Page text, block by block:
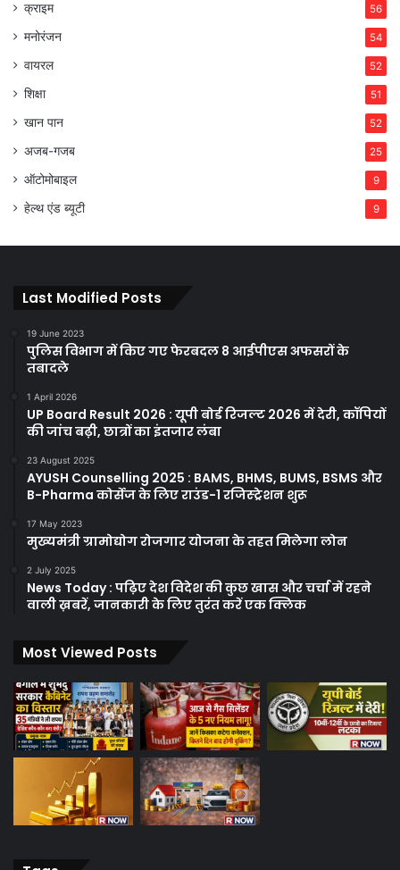
क्राइम 56
मनोरंजन 54
वायरल 52
शिक्षा 51
खान पान 52
अजब-गजब 25
ऑटोमोबाइल 9
हेल्थ एंड ब्यूटी 9
Last Modified Posts
19 June 2023
पुलिस विभाग में किए गए फेरबदल 8 आईपीएस अफसरों के
तबादले
1 April 2026
UP Board Result 2026 : यूपी बोर्ड रिजल्ट 2026 में देरी, कॉपियों
की जांच बढ़ी, छात्रों का इंतजार लंबा
23 August 2025
AYUSH Counselling 2025 : BAMS, BHMS, BUMS, BSMS और
B-Pharma कोर्सेज के लिए राउंड-1 रजिस्ट्रेशन शुरू
17 May 2023
मुख्यमंत्री ग्रामोद्योग रोजगार योजना के तहत मिलेगा लोन
2 July 2025
News Today : पढ़िए देश विदेश की कुछ खास और चर्चा में रहने
वाली ख़बरें, जानकारी के लिए तुरंत करें एक क्लिक
Most Viewed Posts